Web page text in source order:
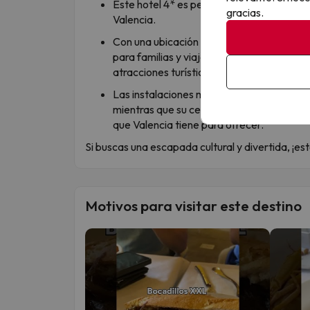
Este hotel 4* es perfecto para quienes
Valencia.
Con una ubicación privilegiada cerca del
para familias y viajeros que deseen
atracciones turísticas.
Las instalaciones modernas y el servicio
mientras que su cercanía a las playas y
que Valencia tiene para ofrecer.
Si buscas una escapada cultural y divertida,
Motivos para visitar este destino
gracias.